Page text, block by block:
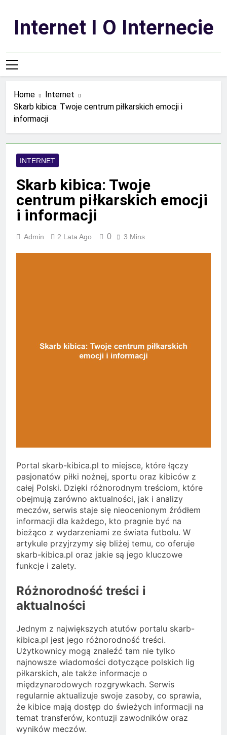
contentInternet I O Internecie
Home
Internet
Skarb kibica: Twoje centrum piłkarskich emocji i
informacji
INTERNET
Skarb kibica: Twoje
centrum piłkarskich emocji
i informacji
Admin 2 Lata Ago 0 3 Mins
Portal skarb-kibica.pl to miejsce, które łączy
pasjonatów piłki nożnej, sportu oraz kibiców z
całej Polski. Dzięki różnorodnym treściom, które
obejmują zarówno aktualności, jak i analizy
meczów, serwis staje się nieocenionym źródłem
informacji dla każdego, kto pragnie być na
bieżąco z wydarzeniami ze świata futbolu. W
artykule przyjrzymy się bliżej temu, co oferuje
skarb-kibica.pl oraz jakie są jego kluczowe
funkcje i zalety.
Różnorodność treści i
aktualności
Jednym z największych atutów portalu skarb-
kibica.pl jest jego różnorodność treści.
Użytkownicy mogą znaleźć tam nie tylko
najnowsze wiadomości dotyczące polskich lig
piłkarskich, ale także informacje o
międzynarodowych rozgrywkach. Serwis
regularnie aktualizuje swoje zasoby, co sprawia,
że kibice mają dostęp do świeżych informacji na
temat transferów, kontuzji zawodników oraz
wyników meczów.